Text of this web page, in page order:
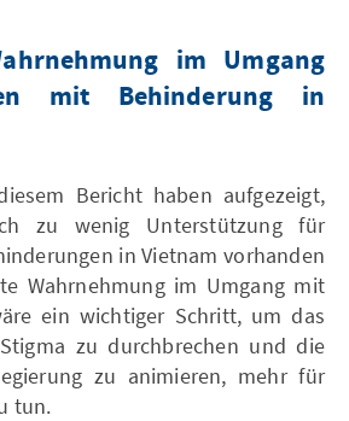
im Umgang
mit Behinderung in
Bericht haben aufgezeigt,
zu wenig Unterstützung für
in Vietnam vorhanden
Wahrnehmung im Umgang mit
ein wichtiger Schritt, um das
zu durchbrechen und die
zu animieren, mehr für
tun.